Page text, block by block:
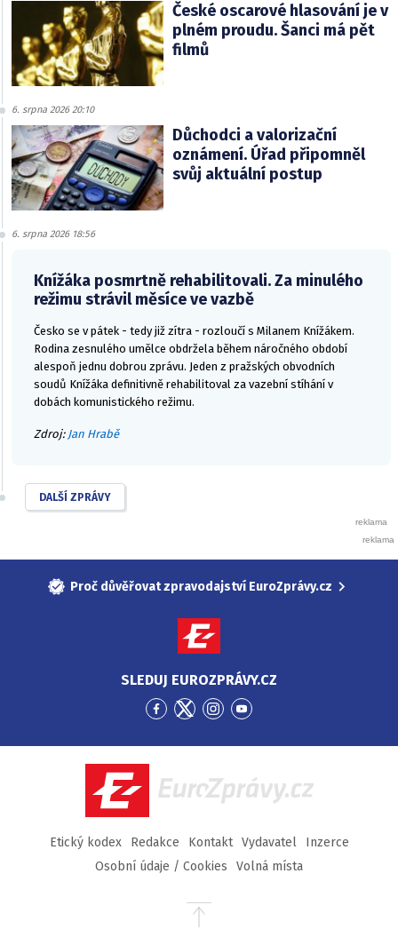
České oscarové hlasování je v
plném proudu. Šanci má pět
filmů
6. srpna 2026 20:10
Důchodci a valorizační
oznámení. Úřad připomněl
svůj aktuální postup
6. srpna 2026 18:56
Knížáka posmrtně rehabilitovali. Za minulého
režimu strávil měsíce ve vazbě
Česko se v pátek - tedy již zítra - rozloučí s Milanem Knížákem.
Rodina zesnulého umělce obdržela během náročného období
alespoň jednu dobrou zprávu. Jeden z pražských obvodních
soudů Knížáka definitivně rehabilitoval za vazební stíhání v
dobách komunistického režimu.
Zdroj: Jan Hrabě
DALŠÍ ZPRÁVY
Proč důvěřovat zpravodajství EuroZprávy.cz
SLEDUJ EUROZPRÁVY.CZ
Přejít
Facebook
Přejít
Twitter
Přejít
Instagram
Přejít
YouTube
EuroZprávy.cz
Etický kodex Redakce Kontakt Vydavatel
Inzerce
Osobní údaje / Cookies
Volná místa
Přejít